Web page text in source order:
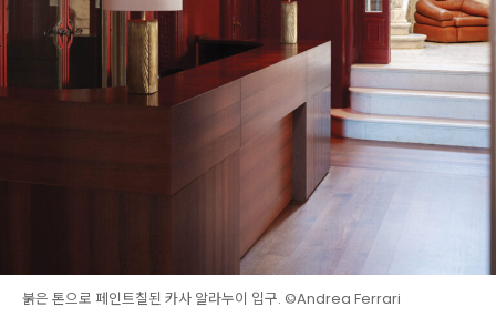
붉은 톤으로 페인트칠된 카사 알라누이 입구. ©Andrea Ferrari